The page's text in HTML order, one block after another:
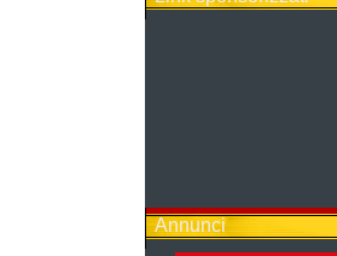
Annunci